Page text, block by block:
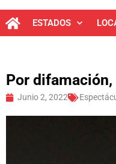
ESTADOS
Por
Junio 2, 2022